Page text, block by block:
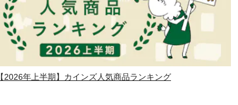
【2026年上半期】カインズ人気商品ランキング